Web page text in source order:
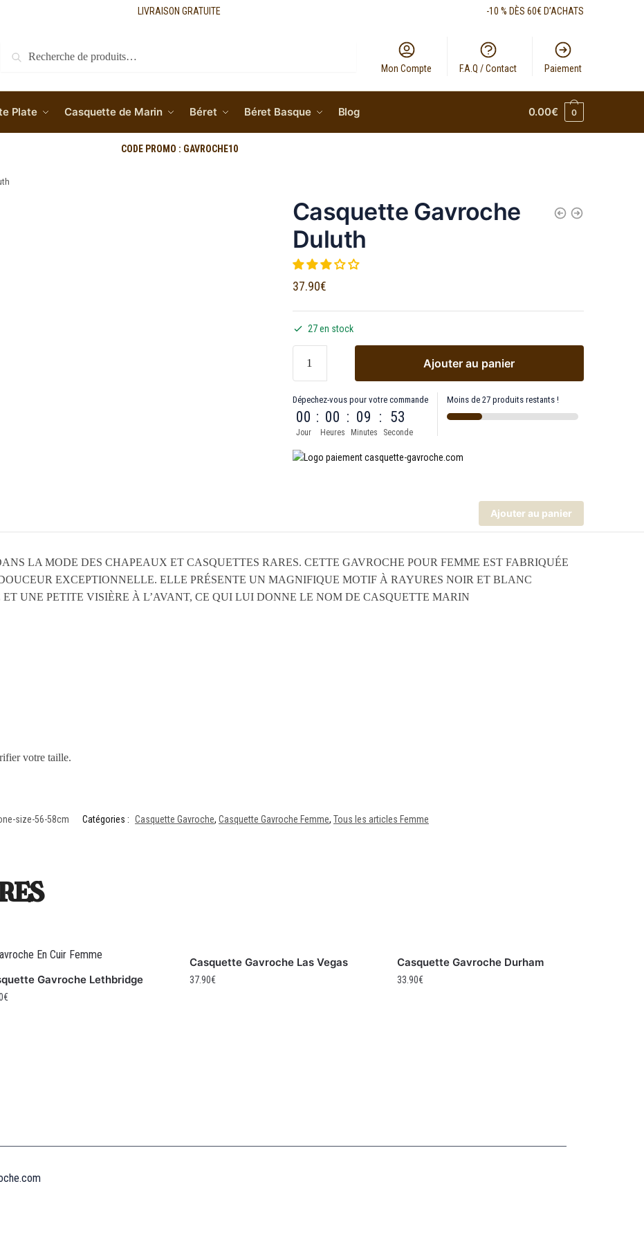
LIVRAISON GRATUITE -10 % DÈS 60€ D’ACHATS
Recherche
Mon Compte F.A.Q / Contact Paiement
Plate Casquette de Marin Béret Béret Basque Blog 0.00€ 0
CODE PROMO : GAVROCHE10
Casquette Gavroche
Duluth
37.90€
27 en stock
Ajouter au panier
Dépechez-vous pour votre commande
00
Jour
: 00
Heures
: 09
Minutes
: 53
Seconde
Moins de 27 produits restants !
Ajouter au panier
LA MODE DES CHAPEAUX ET CASQUETTES RARES. CETTE GAVROCHE POUR FEMME EST FABRIQUÉE
EXCEPTIONNELLE. ELLE PRÉSENTE UN MAGNIFIQUE MOTIF À RAYURES NOIR ET BLANC
UNE PETITE VISIÈRE À L’AVANT, CE QUI LUI DONNE LE NOM DE CASQUETTE MARIN
votre taille.
size-56-58cm Catégories : Casquette Gavroche, Casquette Gavroche Femme, Tous les articles Femme
Gavroche Lethbridge
€
Casquette Gavroche Las Vegas
37.90€
Casquette Gavroche Durham
33.90€